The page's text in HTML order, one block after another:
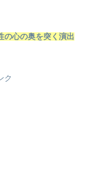
の心の奥を突く演出
ク